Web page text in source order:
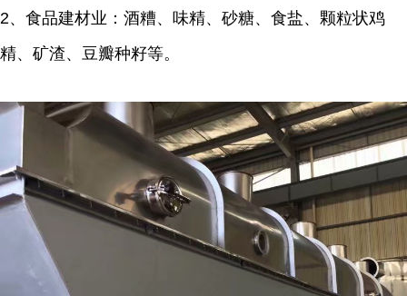
2、食品建材业：酒糟、味精、砂糖、食盐、颗粒状鸡
精、矿渣、豆瓣种籽等。